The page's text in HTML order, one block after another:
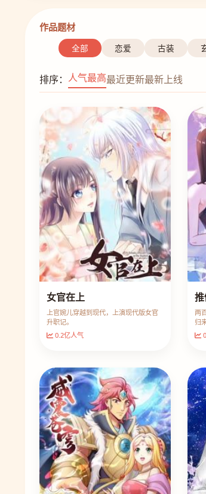
作品题材
全部 恋爱 古装
排序： 人气最高最近更新最新上线
女官在上
上官婉儿穿越到现代，上演现代版女官
升职记。
0.2亿人气
两
归